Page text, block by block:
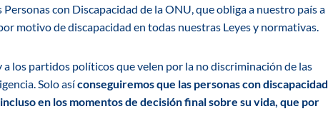
con Discapacidad de la ONU, que obliga a nuestro país a
motivo de discapacidad en todas nuestras Leyes y normativas.
los partidos políticos que velen por la no discriminación de las
Solo asíconseguiremos que las personas con discapacidad
en los momentos de decisión final sobre su vida, que por